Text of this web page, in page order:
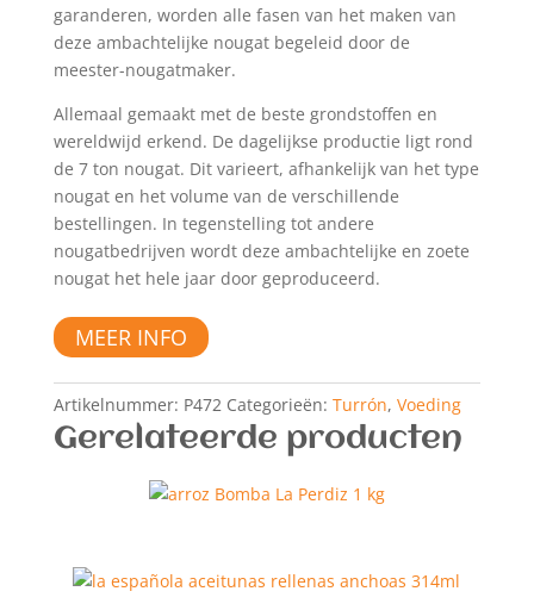
garanderen, worden alle fasen van het maken van
deze ambachtelijke nougat begeleid door de
meester-nougatmaker.
Allemaal gemaakt met de beste grondstoffen en
wereldwijd erkend. De dagelijkse productie ligt rond
de 7 ton nougat. Dit varieert, afhankelijk van het type
nougat en het volume van de verschillende
bestellingen. In tegenstelling tot andere
nougatbedrijven wordt deze ambachtelijke en zoete
nougat het hele jaar door geproduceerd.
MEER INFO
Artikelnummer: P472 Categorieën: Turrón, Voeding
Gerelateerde producten